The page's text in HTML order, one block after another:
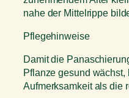
nahe der Mittelrippe
Pflegehinweise
Damit die
Pflanze gesund
Aufmerksamkeit als die